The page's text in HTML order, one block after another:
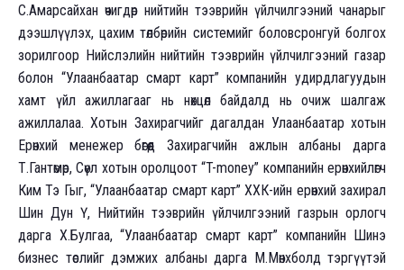
С.Амарсайхан өчигдөр нийтийн тээврийн үйлчилгээний чанарыг
дээшлүүлэх, цахим төлбөрийн системийг боловсронгуй болгох
зорилгоор Нийслэлийн нийтийн тээврийн үйлчилгээний газар
болон “Улаанбаатар смарт карт” компанийн удирдлагуудын
хамт үйл ажиллагааг нь нөхцөл байдалд нь очиж шалгаж
ажиллалаа. Хотын Захирагчийг дагалдан Улаанбаатар хотын
Ерөнхий менежер бөгөөд Захирагчийн ажлын албаны дарга
Т.Гантөмөр, Сөүл хотын оролцоот “T-money” компанийн ерөнхийлөгч
Ким Тэ Гыг, “Улаанбаатар смарт карт” ХХК-ийн ерөнхий захирал
Шин Дун Ү, Нийтийн тээврийн үйлчилгээний газрын орлогч
дарга Х.Булгаа, “Улаанбаатар смарт карт” компанийн Шинэ
бизнес төслийг дэмжих албаны дарга М.Мөнхболд тэргүүтэй